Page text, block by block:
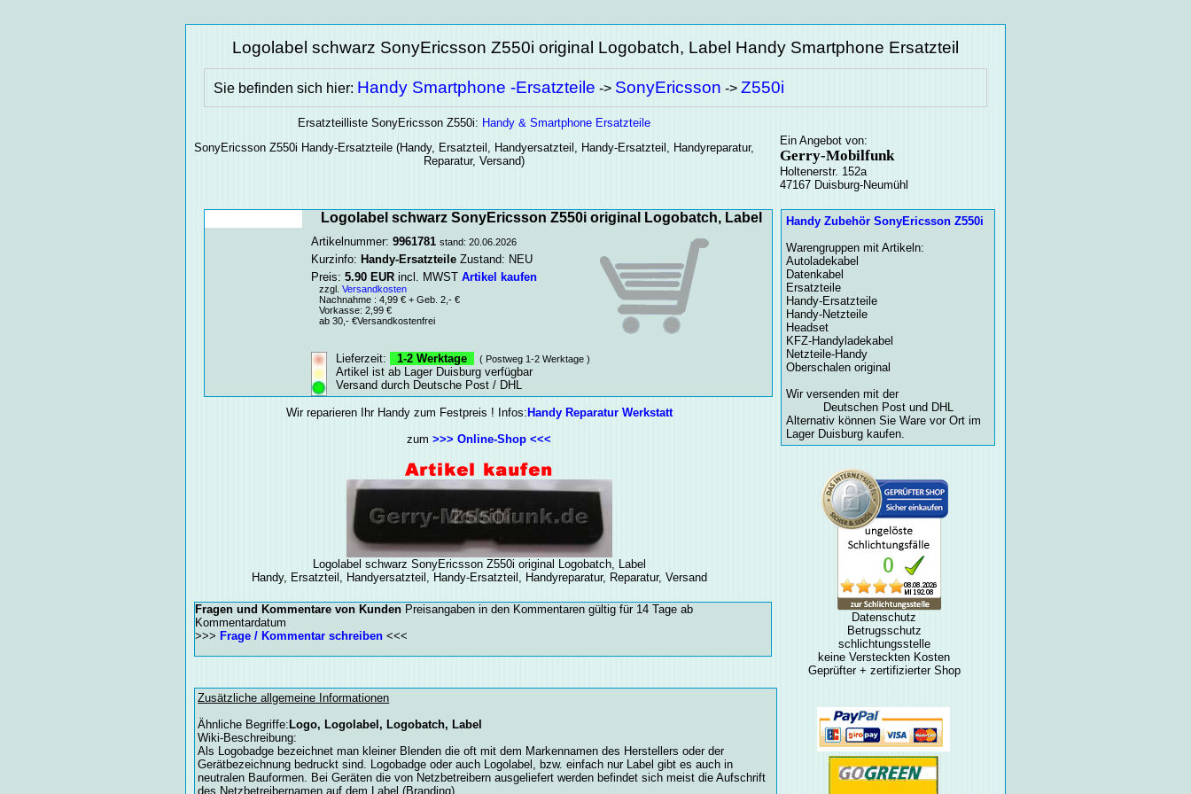
Logolabel schwarz SonyEricsson Z550i original Logobatch, Label Handy Smartphone Ersatzteil
Sie befinden sich hier: Handy Smartphone -Ersatzteile -> SonyEricsson -> Z550i
Ersatzteilliste SonyEricsson Z550i: Handy & Smartphone Ersatzteile
SonyEricsson Z550i Handy-Ersatzteile (Handy, Ersatzteil, Handyersatzteil, Handy-Ersatzteil, Handyreparatur,
Reparatur, Versand)
Ein Angebot von:
Gerry-Mobilfunk
Holtenerstr. 152a
47167 Duisburg-Neumühl
Logolabel schwarz SonyEricsson Z550i original Logobatch, Label
Artikelnummer: 9961781 stand: 20.06.2026
Kurzinfo: Handy-Ersatzteile Zustand: NEU
Preis: 5.90 EUR incl. MWST Artikel kaufen
zzgl. Versandkosten
Nachnahme : 4,99 € + Geb. 2,- €
Vorkasse: 2,99 €
ab 30,- €Versandkostenfrei
Lieferzeit: 1-2 Werktage ( Postweg 1-2 Werktage )
Artikel ist ab Lager Duisburg verfügbar
Versand durch Deutsche Post / DHL
Handy Zubehör SonyEricsson Z550i
Warengruppen mit Artikeln:
Autoladekabel
Datenkabel
Ersatzteile
Handy-Ersatzteile
Handy-Netzteile
Headset
KFZ-Handyladekabel
Netzteile-Handy
Oberschalen original
Wir versenden mit der
Deutschen Post und DHL
Alternativ können Sie Ware vor Ort im
Lager Duisburg kaufen.
Datenschutz
Betrugsschutz
schlichtungsstelle
keine Versteckten Kosten
Geprüfter + zertifizierter Shop
Wir reparieren Ihr Handy zum Festpreis ! Infos: Handy Reparatur Werkstatt
zum >>> Online-Shop <<<
Logolabel schwarz SonyEricsson Z550i original Logobatch, Label
Handy, Ersatzteil, Handyersatzteil, Handy-Ersatzteil, Handyreparatur, Reparatur, Versand
Fragen und Kommentare von Kunden Preisangaben in den Kommentaren gültig für 14 Tage ab
Kommentardatum
>>> Frage / Kommentar schreiben <<<
Zusätzliche allgemeine Informationen
Ähnliche Begriffe: Logo, Logolabel, Logobatch, Label
Wiki-Beschreibung:
Als Logobadge bezeichnet man kleiner Blenden die oft mit dem Markennamen des Herstellers oder der
Gerätbezeichnung bedruckt sind. Logobadge oder auch Logolabel, bzw. einfach nur Label gibt es auch in
neutralen Bauformen. Bei Geräten die von Netzbetreibern ausgeliefert werden befindet sich meist die Aufschrift
des Netzbetreibernamen auf dem Label (Branding)